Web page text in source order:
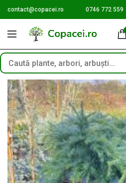
contact@copacei.ro 0746 772 559